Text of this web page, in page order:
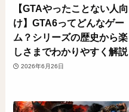
【GTAやったことない人向
け】GTA6ってどんなゲー
ム？シリーズの歴史から楽
しさまでわかりやすく解説
2026年6月26日